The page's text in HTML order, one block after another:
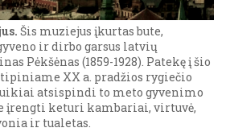
Šis muziejus įkurtas bute,
ir dirbo garsus latvių
Pėkšėnas (1859-1928). Patekę į šio
XX a. pradžios rygiečio
atsispindi to meto gyvenimo
įrengti keturi kambariai, virtuvė,
ir tualetas.